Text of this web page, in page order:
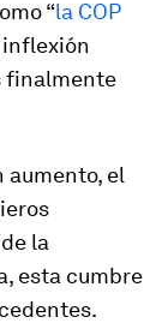
“la COP
inflexión
finalmente
aumento, el
la
esta cumbre